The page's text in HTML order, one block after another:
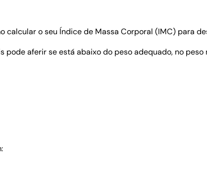
o seu Índice de Massa Corporal (IMC) para
aferir se está abaixo do peso adequado, no